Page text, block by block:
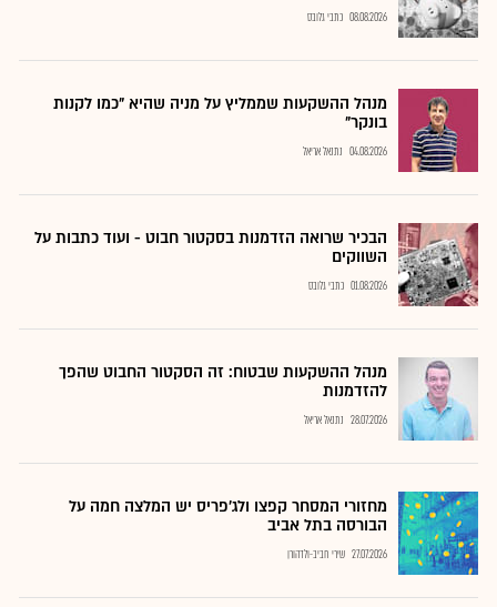
08.08.2026 כתבי גלובס
מנהל ההשקעות שממליץ על מניה שהיא "כמו לקנות
בונקר"
04.08.2026 נתנאל אריאל
הבכיר שרואה הזדמנות בסקטור חבוט - ועוד כתבות על
השווקים
01.08.2026 כתבי גלובס
מנהל ההשקעות שבטוח: זה הסקטור החבוט שהפך
להזדמנות
28.07.2026 נתנאל אריאל
מחזורי המסחר קפצו ולג'פריס יש המלצה חמה על
הבורסה בתל אביב
27.07.2026 שירי חביב-ולדהורן